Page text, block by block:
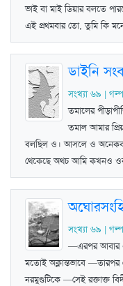
ভাই বা মাই ডিয়ার বলতে
এই প্রথমবার তো, তুমি কি
ডাইনি
সংখ্যা ৬৯ |
তমালের
তমাল আমার
বলছিল ও। আসলে ও
থেকেছে অথচ আমি কখনও
সংখ্যা ৬৯ |
—এরপর আবার
মতোই অক্লান্তভাবে —তারপর
নরমুণ্ডটিকে —সেই রক্তাক্ত